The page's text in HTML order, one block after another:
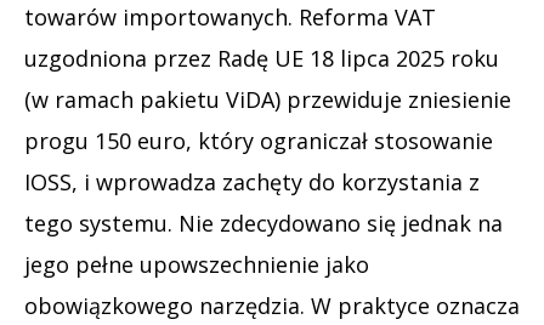
towarów importowanych. Reforma VAT
uzgodniona przez Radę UE 18 lipca 2025 roku
(w ramach pakietu ViDA) przewiduje zniesienie
progu 150 euro, który ograniczał stosowanie
IOSS, i wprowadza zachęty do korzystania z
tego systemu. Nie zdecydowano się jednak na
jego pełne upowszechnienie jako
obowiązkowego narzędzia. W praktyce oznacza